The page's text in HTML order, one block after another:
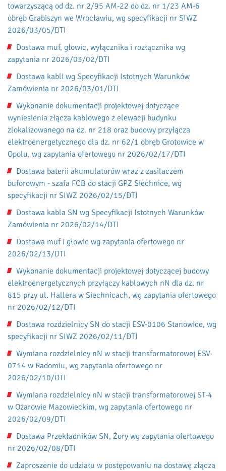
towarzyszącą od dz. nr 2/95 AM-22 do dz. nr 1/23 AM-6
obręb Grabiszyn we Wrocławiu, wg specyfikacji nr SIWZ
2026/03/05/DTI
Dostawa muf, głowic, wyłącznika i rozłącznika wg
zapytania nr 2026/03/02/DTI
Dostawa kabli wg Specyfikacji Istotnych Warunków
Zamówienia nr 2026/03/01/DTI
Wykonanie dokumentacji projektowej dotyczące
wyniesienia złącza kablowego z elewacji budynku
zlokalizowanego na dz. nr 218 oraz budowy przyłącza
elektroenergetycznego dla dz. nr 62/1 obręb Grotowice w
Opolu, wg zapytania ofertowego nr 2026/02/17/DTI
Dostawa baterii akumulatorów wraz z zasilaczem
buforowym - szafa FCB do stacji GPZ Siechnice, wg
specyfikacji nr SIWZ 2026/02/15/DTI
Dostawa kabla SN wg Specyfikacji Istotnych Warunków
Zamówienia nr 2026/02/14/DTI
Dostawa muf i głowic wg zapytania ofertowego nr
2026/02/13/DTI
Wykonanie dokumentacji projektowej dotyczącej budowy
elektroenergetycznych przyłączy kablowych nN dla dz. nr
815 przy ul. Hallera w Siechnicach, wg zapytania ofertowego
nr 2026/02/12/DTI
Dostawa rozdzielnicy SN do stacji ESV-0106 Stanowice, wg
specyfikacji nr SIWZ 2026/02/11/DTI
Wymiana rozdzielnicy nN w stacji transformatorowej ESV-
0714 w Radomiu, wg zapytania ofertowego nr
2026/02/10/DTI
Wymiana rozdzielnicy nN w stacji transformatorowej ST-4
w Ożarowie Mazowieckim, wg zapytania ofertowego nr
2026/02/09/DTI
Dostawa Przekładników SN, Żory wg zapytania ofertowego
nr 2026/02/08/DTI
Zaproszenie do udziału w postępowaniu na dostawę złącza